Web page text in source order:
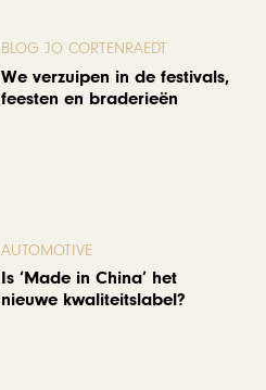
BLOG JO CORTENRAEDT
We verzuipen in de festivals,
feesten en braderieën
AUTOMOTIVE
Is ‘Made in China’ het
nieuwe kwaliteitslabel?